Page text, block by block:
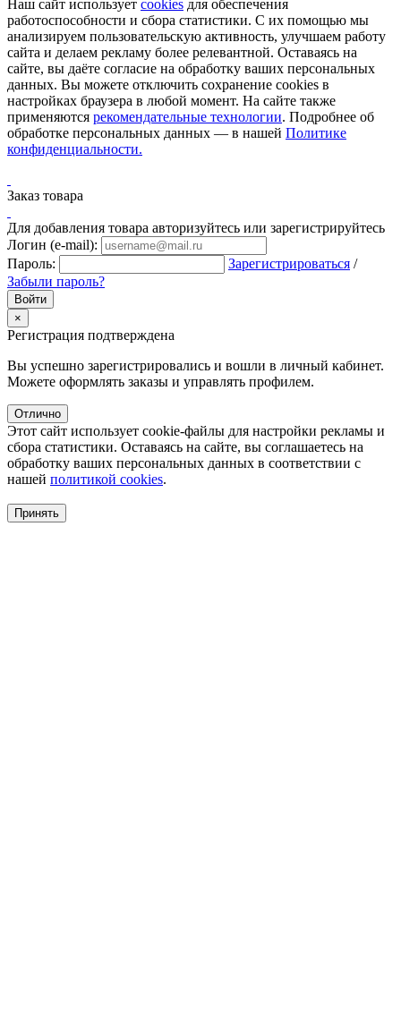
Наш сайт использует cookies для обеспечения
работоспособности и сбора статистики. С их помощью мы
анализируем пользовательскую активность, улучшаем работу
сайта и делаем рекламу более релевантной. Оставаясь на
сайте, вы даёте согласие на обработку ваших персональных
данных. Вы можете отключить сохранение cookies в
настройках браузера в любой момент. На сайте также
применяются рекомендательные технологии. Подробнее об
обработке персональных данных — в нашей Политике
конфиденциальности.
Заказ товара
Для добавления товара авторизуйтесь или зарегистрируйтесь
Логин (e-mail):
Пароль:
Зарегистрироваться /
Забыли пароль?
×
Регистрация подтверждена
Вы успешно зарегистрировались и вошли в личный кабинет.
Можете оформлять заказы и управлять профилем.
Отлично
Этот сайт использует cookie-файлы для настройки рекламы и
сбора статистики. Оставаясь на сайте, вы соглашаетесь на
обработку ваших персональных данных в соответствии с
нашей политикой cookies.
Принять